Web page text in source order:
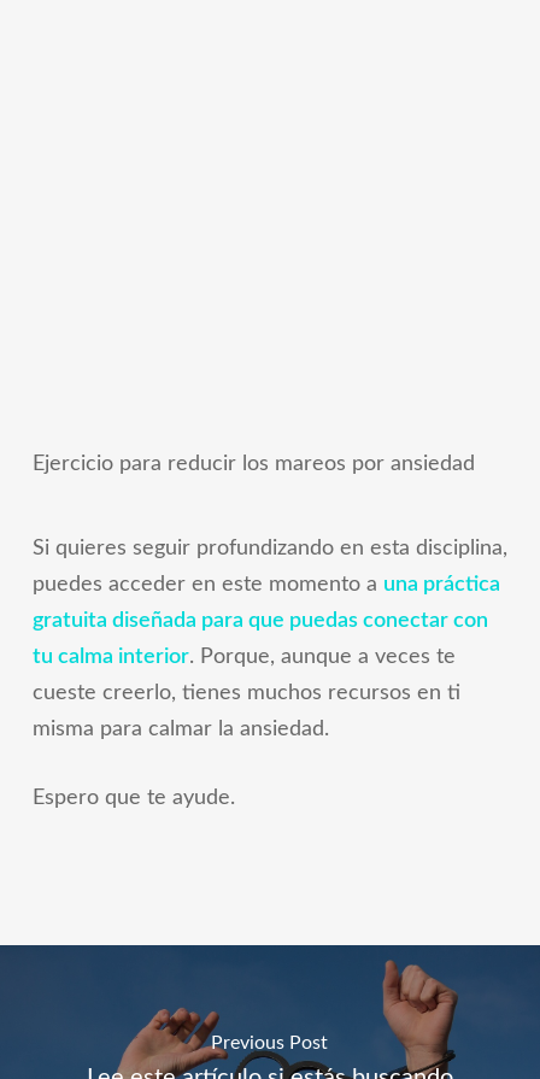
Ejercicio para reducir los mareos por ansiedad
Si quieres seguir profundizando en esta disciplina,
puedes acceder en este momento a una práctica
gratuita diseñada para que puedas conectar con
tu calma interior. Porque, aunque a veces te
cueste creerlo, tienes muchos recursos en ti
misma para calmar la ansiedad.
Espero que te ayude.
Previous Post